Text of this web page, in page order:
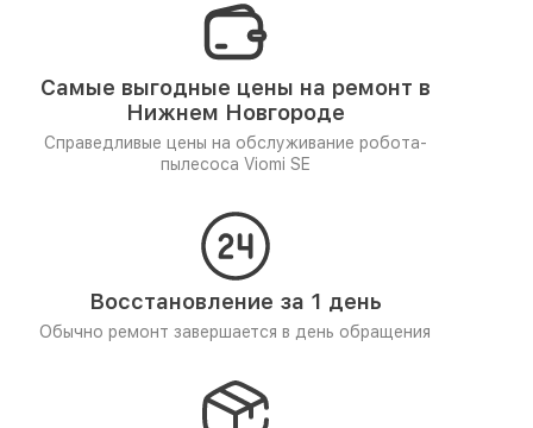
Самые выгодные цены на ремонт в
Нижнем Новгороде
Справедливые цены на обслуживание робота-
пылесоса Viomi SE
Восстановление за 1 день
Обычно ремонт завершается в день обращения